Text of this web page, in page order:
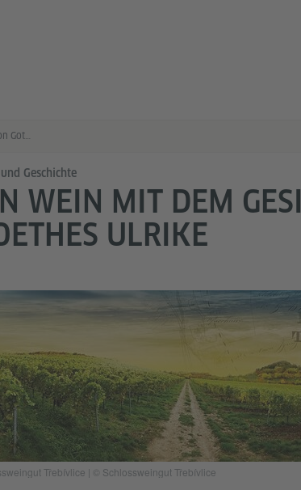
Ein Wein mit dem Gesicht von Gothes Ulrike
Geschichte
WEIN MIT DEM
ULRIKE
Třebívlice | © Schlossweingut Třebívlice